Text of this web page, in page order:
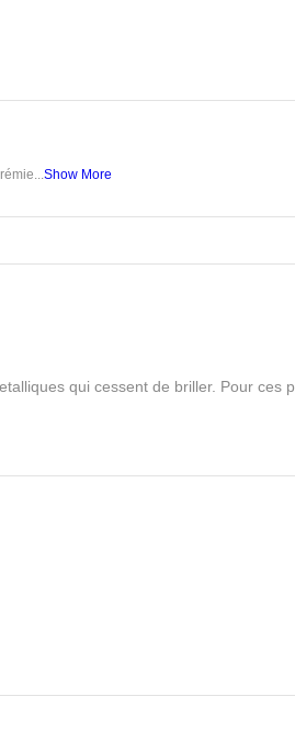
Show More
qui cessent de briller. Pour